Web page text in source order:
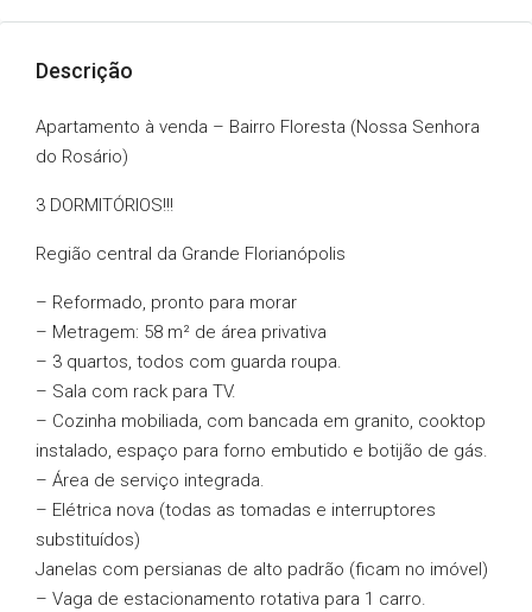
Descrição
Apartamento à venda – Bairro Floresta (Nossa Senhora
do Rosário)
3 DORMITÓRIOS!!!
Região central da Grande Florianópolis
– Reformado, pronto para morar
– Metragem: 58 m² de área privativa
– 3 quartos, todos com guarda roupa.
– Sala com rack para TV.
– Cozinha mobiliada, com bancada em granito, cooktop
instalado, espaço para forno embutido e botijão de gás.
– Área de serviço integrada.
– Elétrica nova (todas as tomadas e interruptores
substituídos)
Janelas com persianas de alto padrão (ficam no imóvel)
– Vaga de estacionamento rotativa para 1 carro.